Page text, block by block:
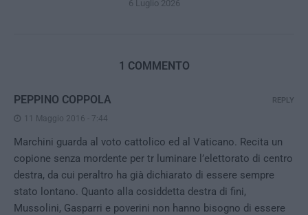
6 Luglio 2026
1 COMMENTO
PEPPINO COPPOLA
11 Maggio 2016 - 7:44
Marchini guarda al voto cattolico ed al Vaticano. Recita un
copione senza mordente per tr luminare l’elettorato di centro
destra, da cui peraltro ha già dichiarato di essere sempre
stato lontano. Quanto alla cosiddetta destra di fini,
Mussolini, Gasparri e poverini non hanno bisogno di essere
REPLY